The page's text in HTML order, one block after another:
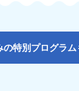
特別プログラム